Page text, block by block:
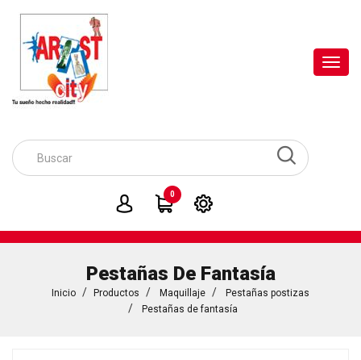
0
Pestañas De Fantasía
Inicio Productos Maquillaje
Pestañas postizas
Pestañas de fantasía